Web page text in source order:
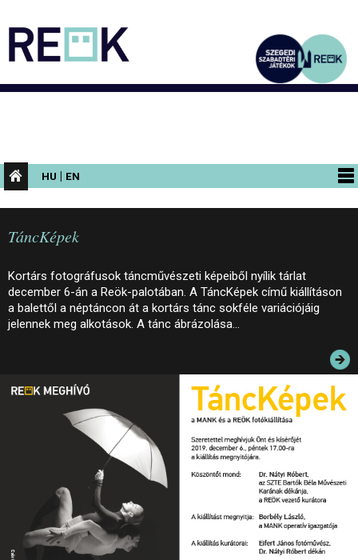
HU | EN
PROGRAMOK
AZ ÉPÜLET
INFORMÁCIÓK
ELÉRHETŐSÉG
PALOTASÉTÁK ÉS VEZETÉSEK
KÖZÉRDEKŰ ADATOK
TáncKépek
Kortárs fotográfusok táncművészeti képeiből nyílik tárlat
december 6-án a Reök-palotában. A TáncKépek című kiállításon
a balettől a néptáncon át a kortárs tánc sokféle variációjáig
jelennek meg alkotások. A tánc ábrázolása…